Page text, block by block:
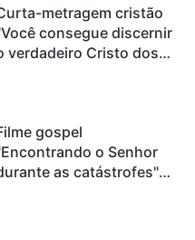
metragem cristão
consegue discernir
verdadeiro Cristo dos
gospel
o Senhor
as catástrofes"